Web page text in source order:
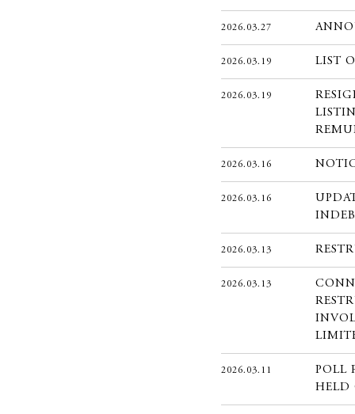
2026.03.27
2026.03.19 LIST
2026.03.19
2026.03.16
2026.03.16
2026.03.13
2026.03.13
2026.03.11
POLL
HELD